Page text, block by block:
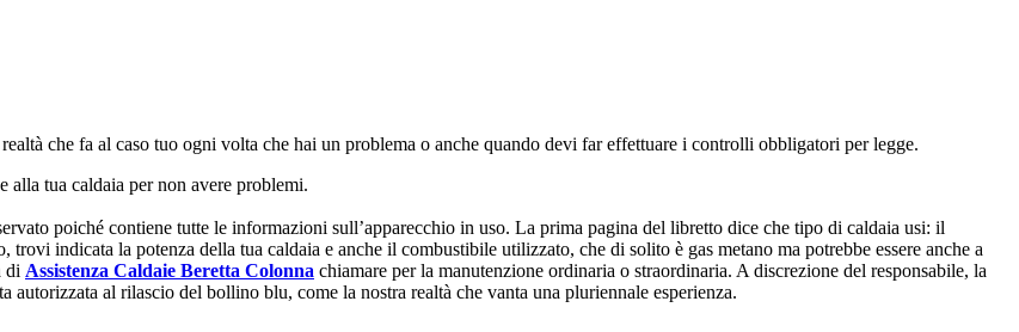
che fa al caso tuo ogni volta che hai un problema o anche quando devi far effettuare i controlli obbligatori per legge.
tua caldaia per non avere problemi.
poiché contiene tutte le informazioni sull’apparecchio in uso. La prima pagina del libretto dice che tipo di caldaia usi: il
indicata la potenza della tua caldaia e anche il combustibile utilizzato, che di solito è gas metano ma potrebbe essere anche a
di Assistenza Caldaie Beretta Colonna chiamare per la manutenzione ordinaria o straordinaria. A discrezione del responsabile, la
al rilascio del bollino blu, come la nostra realtà che vanta una pluriennale esperienza.